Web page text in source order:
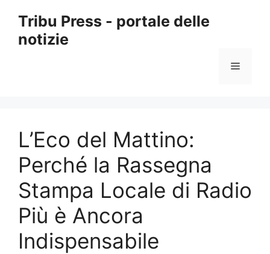
content
Tribu Press - portale delle
notizie
Menu
L’Eco del Mattino:
Perché la Rassegna
Stampa Locale di Radio
Più è Ancora
Indispensabile